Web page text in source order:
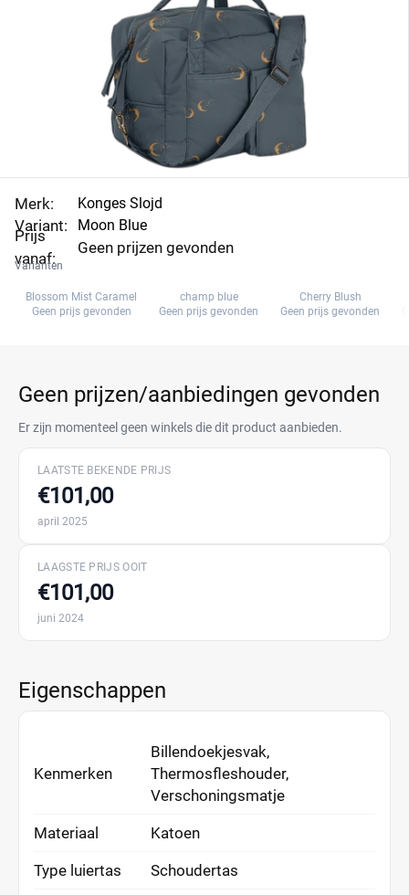
Merk:
Variant:
Prijs
vanaf:
Konges Slojd
Moon Blue
Geen prijzen gevonden
Varianten
Blossom Mist Caramel
Geen prijs gevonden
champ blue
Geen prijs gevonden
Cherry Blush
Geen prijs gevonden
Geen prijzen/aanbiedingen gevonden
Er zijn momenteel geen winkels die dit product aanbieden.
LAATSTE BEKENDE PRIJS
€101,00
april 2025
LAAGSTE PRIJS OOIT
€101,00
juni 2024
Eigenschappen
Kenmerken
Billendoekjesvak,
Thermosfleshouder,
Verschoningsmatje
Materiaal Katoen
Type luiertas Schoudertas